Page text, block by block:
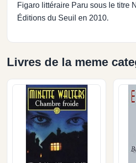
Figaro littéraire Paru sous le titre
Éditions du Seuil en 2010.
Livres de la meme